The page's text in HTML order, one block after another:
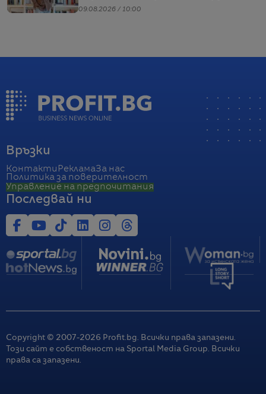
Кучинели за бизнеса и живота
09.08.2026 / 10:00
Връзки
Контакти РекламаЗа нас
Политика за поверителност
Управление на предпочитания
Последвай ни
Copyright © 2007-2026 Profit.bg. Всички права запазени.
Този сайт е собственост на Sportal Media Group. Всички
права са запазени.